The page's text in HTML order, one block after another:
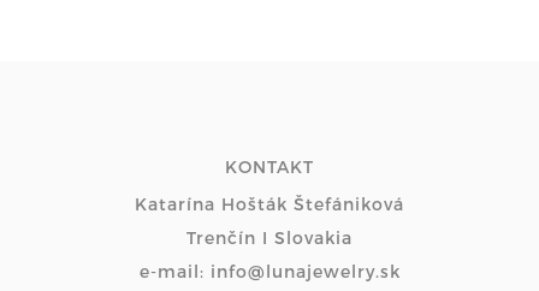
KONTAKT
Katarína Hošták Štefániková
Trenčín I Slovakia
e-mail: info@lunajewelry.sk